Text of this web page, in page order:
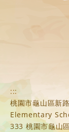
:::
桃園市龜山區新
Elementary
333 桃園市龜山